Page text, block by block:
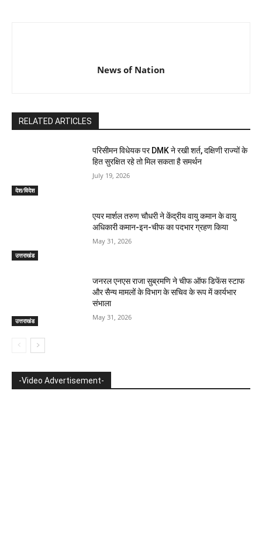
News of Nation
RELATED ARTICLES
देश/विदेश
परिसीमन विधेयक पर DMK ने रखी शर्त, दक्षिणी राज्यों के
हित सुरक्षित रहे तो मिल सकता है समर्थन
July 19, 2026
उत्तराखंड
एयर मार्शल तरुण चौधरी ने केंद्रीय वायु कमान के वायु
अधिकारी कमान-इन-चीफ का पदभार ग्रहण किया
May 31, 2026
उत्तराखंड
जनरल एनएस राजा सुब्रमणि ने चीफ ऑफ डिफेंस स्टाफ
और सैन्य मामलों के विभाग के सचिव के रूप में कार्यभार
संभाला
May 31, 2026
-Video Advertisement-